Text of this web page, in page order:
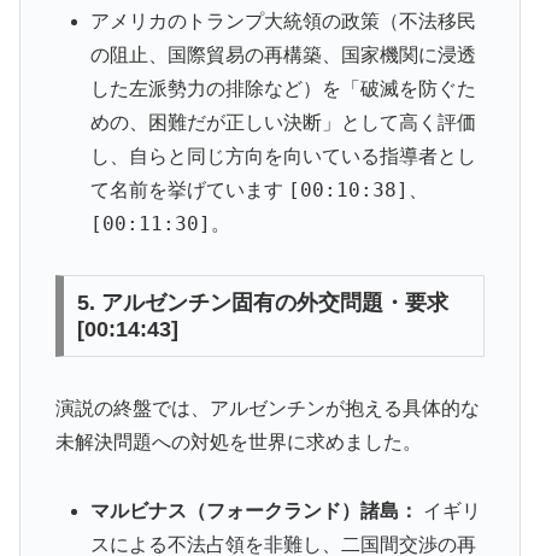
アメリカのトランプ大統領の政策（不法移民
の阻止、国際貿易の再構築、国家機関に浸透
した左派勢力の排除など）を「破滅を防ぐた
めの、困難だが正しい決断」として高く評価
し、自らと同じ方向を向いている指導者とし
て名前を挙げています [00:10:38]
[00:11:30] 。
5. アルゼンチン固有の外交問題・要求
[00:14:43]
演説の終盤では、アルゼンチンが抱える具体的な
未解決問題への対処を世界に求めました。
マルビナス（フォークランド）諸島：
イギリ
スによる不法占領を非難し、二国間交渉の再